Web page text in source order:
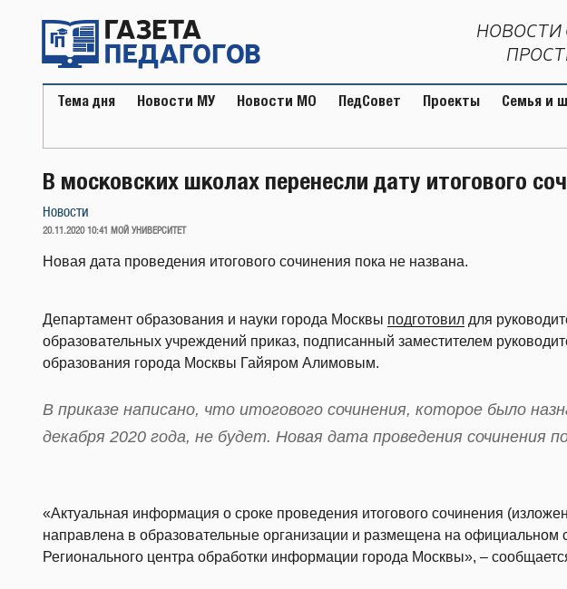
содержимому
НОВОСТИ
Тема дня Новости МУ Новости МО ПедСовет Проекты Семья и
В московских школах перенесли дату итогового
Новости
ОПУБЛИКОВАНО
20.11.2020 10:41 МОЙ УНИВЕРСИТЕТ
Новая дата проведения итогового сочинения пока не названа.
Департамент образования и науки города Москвы подготовил для
образовательных учреждений приказ, подписанный заместителем
образования города Москвы Гайяром Алимовым.
В приказе написано, что итогового сочинения, которое было
декабря 2020 года, не будет. Новая дата проведения сочинения
«Актуальная информация о сроке проведения итогового сочинения
направлена в образовательные организации и размещена на официальном
Регионального центра обработки информации города Москвы», –